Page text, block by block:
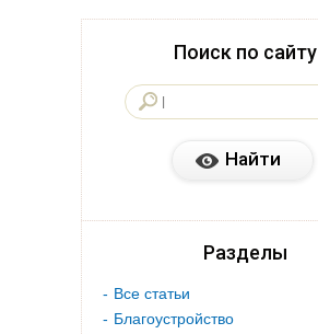
Поиск по сайту
Разделы
Все статьи
Благоустройство